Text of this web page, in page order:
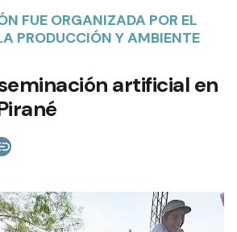
FUE ORGANIZADA POR EL
PRODUCCIÓN Y AMBIENTE
artificial en